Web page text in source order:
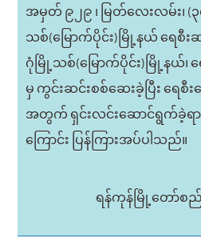
အမှတ် ၉၂၉ ၊ မြတ်လေးလမ်း၊ (
သစ်(မြောက်ပိုင်း)မြို့နယ် ရေစီ
ဂုံမြို့သစ်(မြောက်ပိုင်း)မြို့နယ်၊
မှ ကွင်းဆင်းစစ်ဆေးခဲ့ပြီး ရေစီး
အတွက် ရှင်းလင်းဆောင်ရွက်ခဲ့ရာ
ကြောင်း ပြန်ကြားအပ်ပါသည်။
ရန်ကုန်မြို့တော်စ